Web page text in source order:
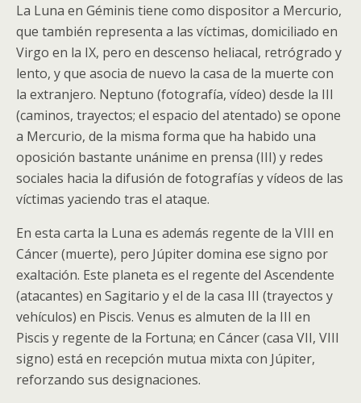
La Luna en Géminis tiene como dispositor a Mercurio,
que también representa a las víctimas, domiciliado en
Virgo en la IX, pero en descenso heliacal, retrógrado y
lento, y que asocia de nuevo la casa de la muerte con
la extranjero. Neptuno (fotografía, vídeo) desde la III
(caminos, trayectos; el espacio del atentado) se opone
a Mercurio, de la misma forma que ha habido una
oposición bastante unánime en prensa (III) y redes
sociales hacia la difusión de fotografías y vídeos de las
víctimas yaciendo tras el ataque.
En esta carta la Luna es además regente de la VIII en
Cáncer (muerte), pero Júpiter domina ese signo por
exaltación. Este planeta es el regente del Ascendente
(atacantes) en Sagitario y el de la casa III (trayectos y
vehículos) en Piscis. Venus es almuten de la III en
Piscis y regente de la Fortuna; en Cáncer (casa VII, VIII
signo) está en recepción mutua mixta con Júpiter,
reforzando sus designaciones.